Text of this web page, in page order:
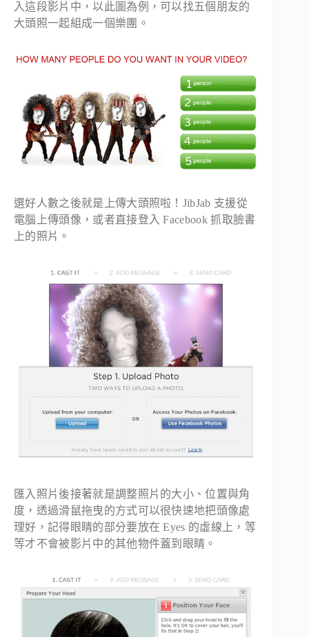
入這段影片中，以此圖為例，可以找五個朋友的
大頭照一起組成一個樂團。
選好人數之後就是上傳大頭照啦！JibJab 支援從
電腦上傳頭像，或者直接登入 Facebook 抓取臉書
上的照片。
匯入照片後接著就是調整照片的大小、位置與角
度，透過滑鼠拖曳的方式可以很快速地把頭像處
理好，記得眼睛的部分要放在 Eyes 的虛線上，等
等才不會被影片中的其他物件蓋到眼睛。